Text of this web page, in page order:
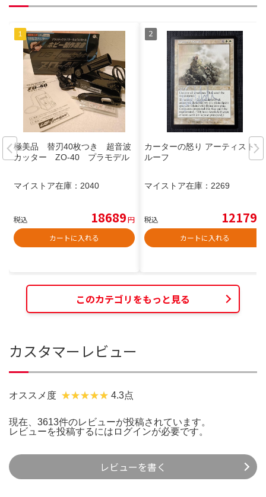
極美品 替刃40枚つき 超音波
カッター ZO-40 プラモデル
マイストア在庫： 2040
税込 18689円
カートに入れる
カーターの怒り アーティストプ
ルーフ
マイストア在庫： 2269
税込 12179
カートに入れる
このカテゴリをもっと見る
カスタマーレビュー
オススメ度 4.3点
現在、3613件のレビューが投稿されています。
レビューを投稿するには ログインが必要です。
レビューを書く